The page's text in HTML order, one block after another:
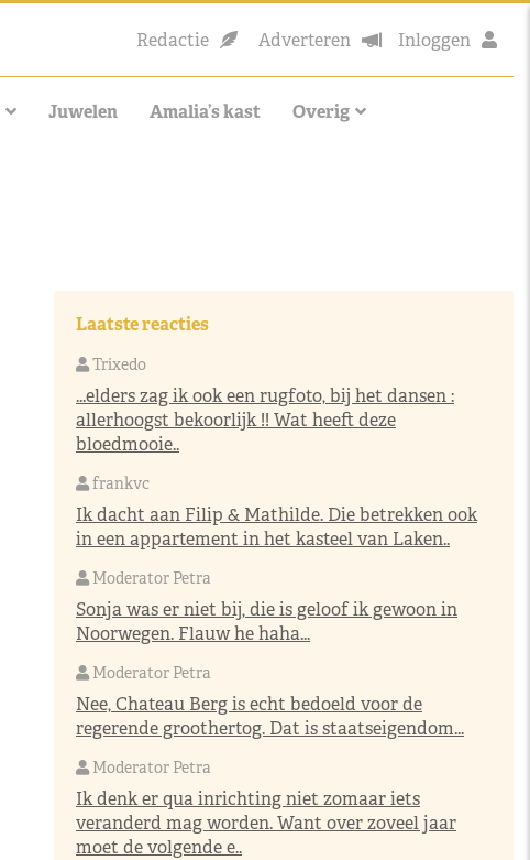
Redactie Adverteren Inloggen
Juwelen Amalia’s kast Overig
Laatste reacties
Trixedo
...elders zag ik ook een rugfoto, bij het dansen :
allerhoogst bekoorlijk !! Wat heeft deze
bloedmooie..
frankvc
Ik dacht aan Filip & Mathilde. Die betrekken ook
in een appartement in het kasteel van Laken..
Moderator Petra
Sonja was er niet bij, die is geloof ik gewoon in
Noorwegen. Flauw he haha...
Moderator Petra
Nee, Chateau Berg is echt bedoeld voor de
regerende groothertog. Dat is staatseigendom...
Moderator Petra
Ik denk er qua inrichting niet zomaar iets
veranderd mag worden. Want over zoveel jaar
moet de volgende e..